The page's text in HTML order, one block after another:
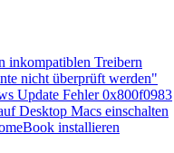
inkompatiblen Treibern
nicht überprüft werden"
Update Fehler 0x800f0983
Desktop Macs einschalten
installieren